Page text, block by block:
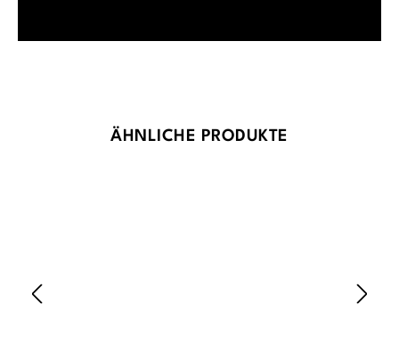
Produktgalerie überspringen
ÄHNLICHE PRODUKTE